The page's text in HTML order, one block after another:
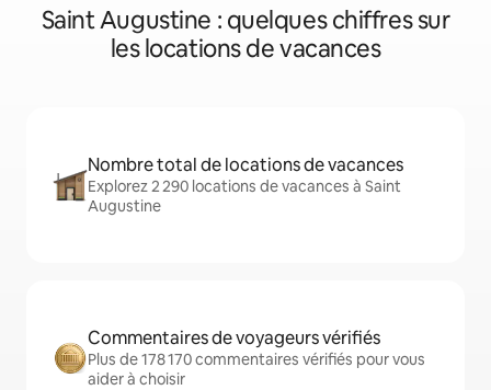
Saint Augustine : quelques chiffres sur
les locations de vacances
Nombre total de locations de vacances
Explorez 2 290 locations de vacances à Saint
Augustine
Commentaires de voyageurs vérifiés
Plus de 178 170 commentaires vérifiés pour vous
aider à choisir